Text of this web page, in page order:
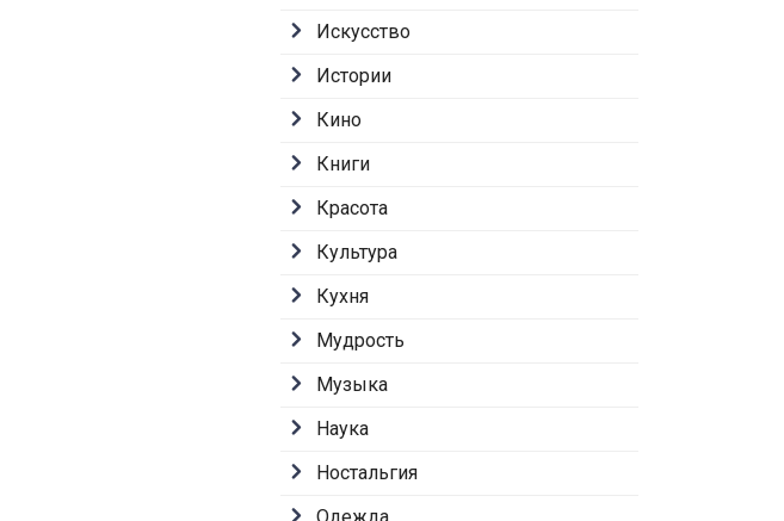
Искусство
Истории
Кино
Книги
Красота
Культура
Кухня
Мудрость
Музыка
Наука
Ностальгия